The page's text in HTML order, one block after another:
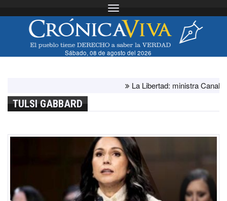
Toggle navigation
Sábado, 08 de agosto del 2026
La Libertad: ministra Canales
TULSI GABBARD